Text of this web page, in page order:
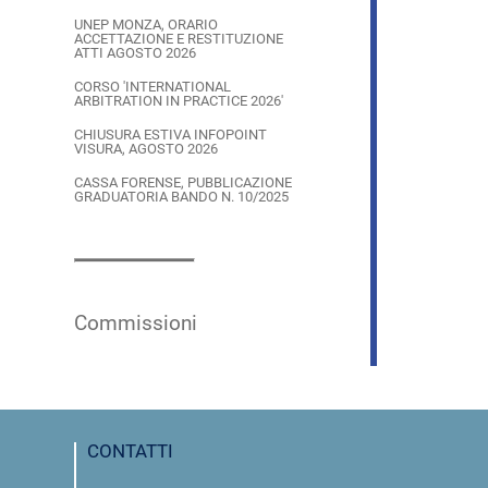
UNEP MONZA, ORARIO
ACCETTAZIONE E RESTITUZIONE
ATTI AGOSTO 2026
CORSO 'INTERNATIONAL
ARBITRATION IN PRACTICE 2026'
CHIUSURA ESTIVA INFOPOINT
VISURA, AGOSTO 2026
CASSA FORENSE, PUBBLICAZIONE
GRADUATORIA BANDO N. 10/2025
Commissioni
CONTATTI